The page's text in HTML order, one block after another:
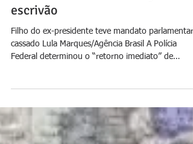
2 de jan.
PF determina retorno imediato de
escrivão
Filho do ex-presidente teve mandato parlamentar
cassado Lula Marques/Agência Brasil A Polícia
Federal determinou o “retorno imediato” de